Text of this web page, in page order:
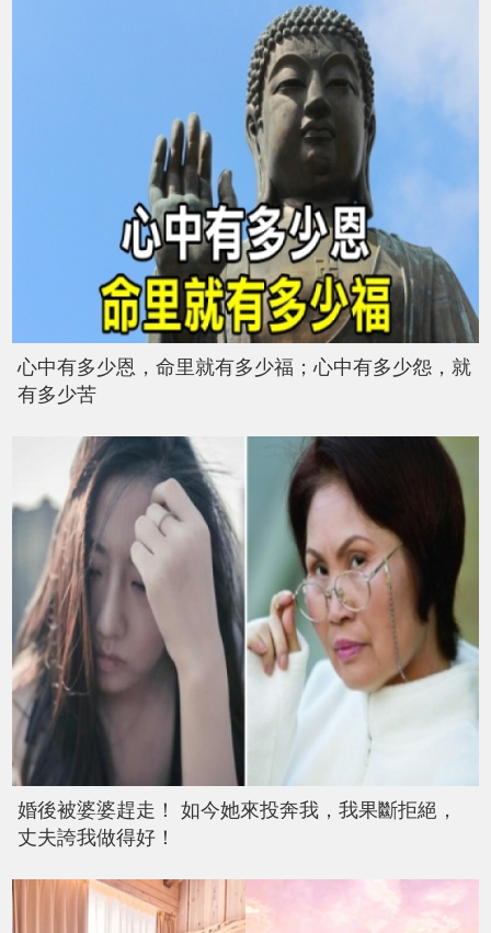
心中有多少恩，命里就有多少福；心中有多少怨，就
有多少苦
婚後被婆婆趕走！ 如今她來投奔我，我果斷拒絕，
丈夫誇我做得好！